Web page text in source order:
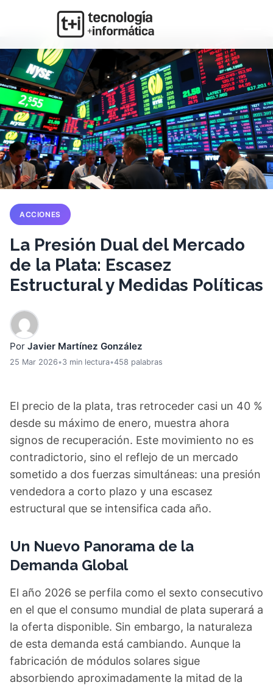
ACCIONES
La Presión Dual del Mercado
de la Plata: Escasez
Estructural y Medidas Políticas
Por Javier Martínez González
25 Mar 2026•3 min lectura•458 palabras
El precio de la plata, tras retroceder casi un 40 %
desde su máximo de enero, muestra ahora
signos de recuperación. Este movimiento no es
contradictorio, sino el reflejo de un mercado
sometido a dos fuerzas simultáneas: una presión
vendedora a corto plazo y una escasez
estructural que se intensifica cada año.
Un Nuevo Panorama de la
Demanda Global
El año 2026 se perfila como el sexto consecutivo
en el que el consumo mundial de plata superará a
la oferta disponible. Sin embargo, la naturaleza
de esta demanda está cambiando. Aunque la
fabricación de módulos solares sigue
absorbiendo aproximadamente la mitad de la